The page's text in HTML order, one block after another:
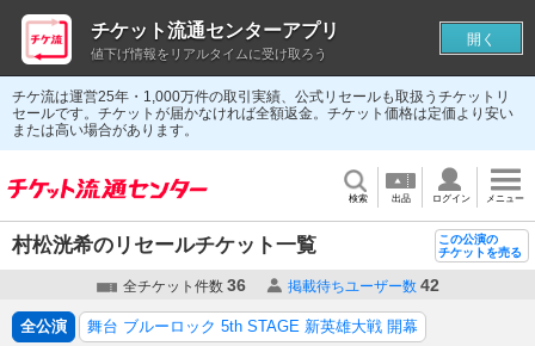
チケ流は運営25年・1,000万件の取引実績、公式リセールも取扱うチケットリ
セールです。チケットが届かなければ全額返金。チケット価格は定価より安い
または高い場合があります。
検索 出品 ログイン メニュー
村松洸希のリセールチケット一覧
この公演の
チケットを売る
全チケット件数 36 掲載待ちユーザー数 42
全公演 舞台 ブルーロック 5th STAGE 新英雄大戦 開幕
チケット流通センターアプリ
値下げ情報をリアルタイムに受け取ろう
開く